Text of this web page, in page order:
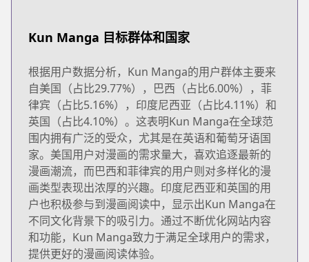
Kun Manga 目标群体和国家
根据用户数据分析，Kun Manga的用户群体主要来
自美国（占比29.77%），巴西（占比6.00%），菲
律宾（占比5.16%），印度尼西亚（占比4.11%）和
英国（占比4.10%）。这表明Kun Manga在全球范
围内拥有广泛的受众，尤其是在英语和葡萄牙语国
家。美国用户对漫画的需求量大，喜欢追逐最新的
漫画潮流，而巴西和菲律宾的用户则对多样化的漫
画类型表现出浓厚的兴趣。印度尼西亚和英国的用
户也积极参与到漫画阅读中，显示出Kun Manga在
不同文化背景下的吸引力。通过不断优化网站内容
和功能，Kun Manga致力于满足全球用户的需求，
提供更好的漫画阅读体验。